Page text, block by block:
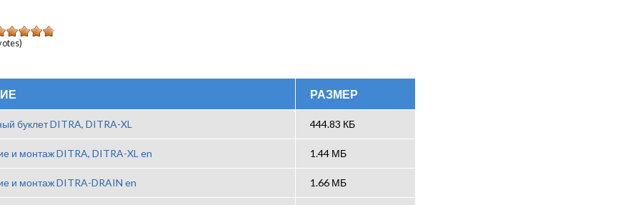
РАЗМЕР
буклет DITRA, DITRA-XL 444.83 КБ
и монтаж DITRA, DITRA-XL en 1.44 МБ
и монтаж DITRA-DRAIN en 1.66 МБ